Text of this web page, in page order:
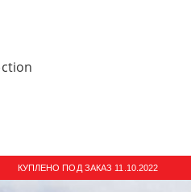
КУПЛЕНО ПОД ЗАКАЗ 11.10.2022